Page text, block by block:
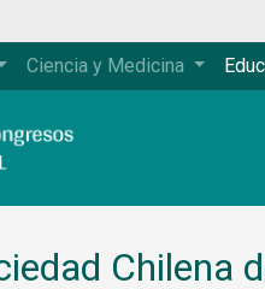
Ciencia y Medicina
Chilena